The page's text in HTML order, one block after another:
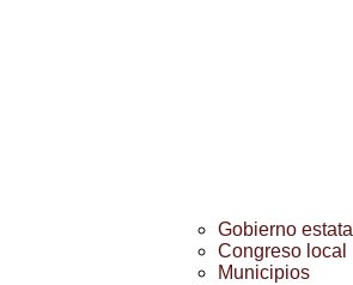
Gobierno estatal
Congreso local
Municipios